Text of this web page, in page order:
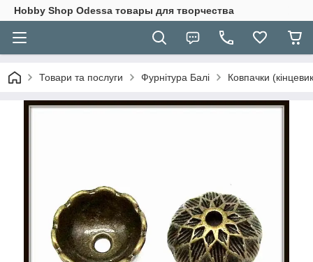
Hobbу Shop Odessa товары для творчества
Товари та послуги Фурнітура Балі Ковпачки